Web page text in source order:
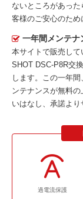
ないところがあっ
客様のご安心のため
一年間メンテナ
本サイトで販売して
SHOT DSC-P8R交
します。この一年
ンテナンスが無料
いはなし、承諾より
過電流保護